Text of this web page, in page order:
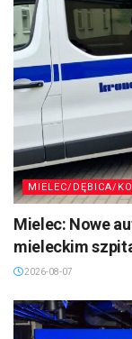
MIELEC/DĘBICA/
Mielec: Nowe
mieleckim
2026-08-07